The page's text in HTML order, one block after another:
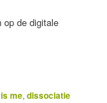
op de digitale
me,dissociatie